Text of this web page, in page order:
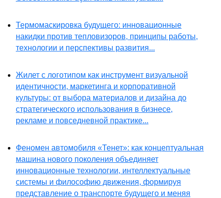
Термомаскировка будущего: инновационные
накидки против тепловизоров, принципы работы,
технологии и перспективы развития...
Жилет с логотипом как инструмент визуальной
идентичности, маркетинга и корпоративной
культуры: от выбора материалов и дизайна до
стратегического использования в бизнесе,
рекламе и повседневной практике...
Феномен автомобиля «Тенет»: как концептуальная
машина нового поколения объединяет
инновационные технологии, интеллектуальные
системы и философию движения, формируя
представление о транспорте будущего и меняя